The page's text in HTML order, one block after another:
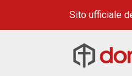
Sito ufficiale